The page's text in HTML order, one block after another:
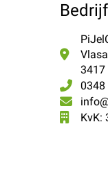
3417
0348
KvK: